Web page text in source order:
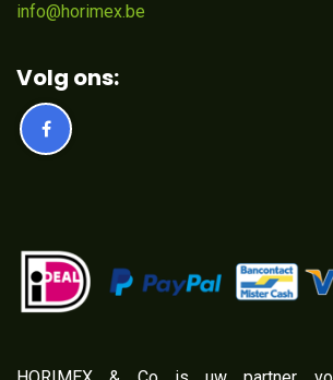
info@horimex.be
Volg ons: